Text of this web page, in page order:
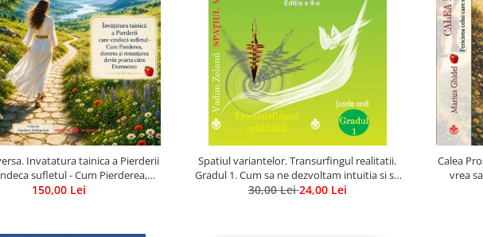
Invatatura tainica a Pierderii
sufletul - Cum Pierderea,
renuntarea devin poarta catre
150,00 Lei
Spatiul variantelor. Transurfingul realitatii.
Gradul 1. Cum sa ne dezvoltam intuitia si sa
ne alegem soarta
30,00 Lei24,00 Lei
Calea
vrea